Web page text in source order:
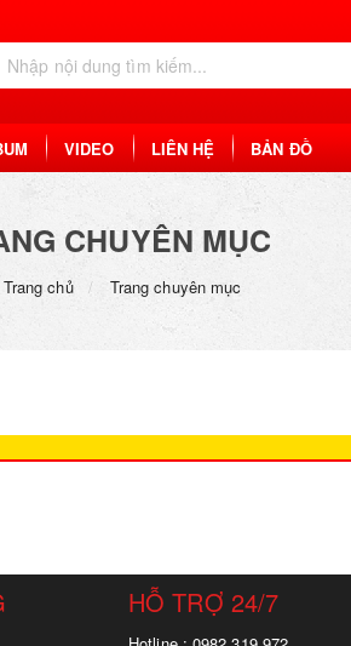
VIDEO LIÊN HỆ BẢN ĐỒ
CHUYÊN MỤC
Trang chủ Trang chuyên mục
HỖ TRỢ 24/7